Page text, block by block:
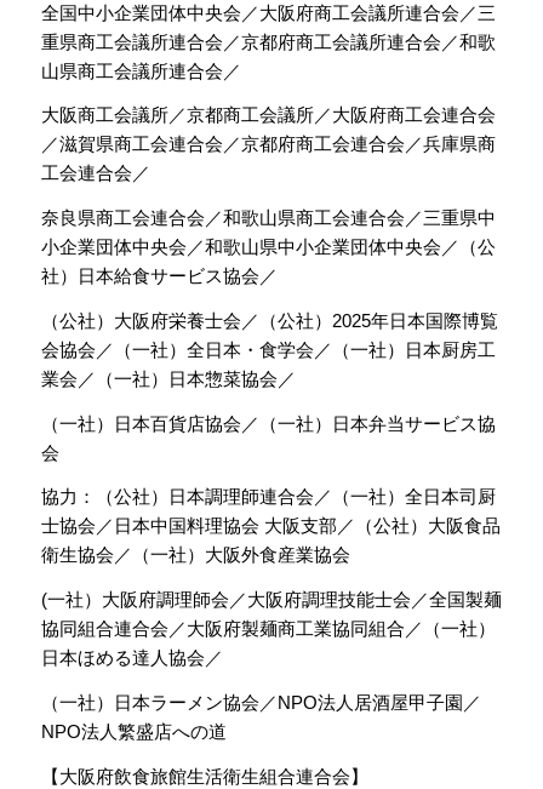
全国中小企業団体中央会／大阪府商工会議所連合会／三
重県商工会議所連合会／京都府商工会議所連合会／和歌
山県商工会議所連合会／
大阪商工会議所／京都商工会議所／大阪府商工会連合会
／滋賀県商工会連合会／京都府商工会連合会／兵庫県商
工会連合会／
奈良県商工会連合会／和歌山県商工会連合会／三重県中
小企業団体中央会／和歌山県中小企業団体中央会／（公
社）日本給食サービス協会／
（公社）大阪府栄養士会／（公社）2025年日本国際博覧
会協会／（一社）全日本・食学会／（一社）日本厨房工
業会／（一社）日本惣菜協会／
（一社）日本百貨店協会／（一社）日本弁当サービス協
会
協力：（公社）日本調理師連合会／（一社）全日本司厨
士協会／日本中国料理協会 大阪支部／（公社）大阪食品
衛生協会／（一社）大阪外食産業協会
(一社）大阪府調理師会／大阪府調理技能士会／全国製麺
協同組合連合会／大阪府製麺商工業協同組合／（一社）
日本ほめる達人協会／
（一社）日本ラーメン協会／NPO法人居酒屋甲子園／
NPO法人繁盛店への道
【大阪府飲食旅館生活衛生組合連合会】